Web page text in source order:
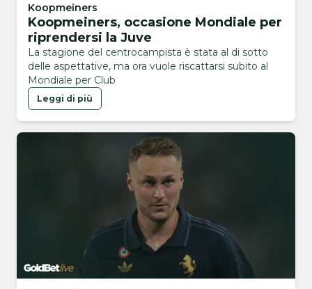
Koopmeiners
Koopmeiners, occasione Mondiale per
riprendersi la Juve
La stagione del centrocampista è stata al di sotto
delle aspettative, ma ora vuole riscattarsi subito al
Mondiale per Club
Leggi di più